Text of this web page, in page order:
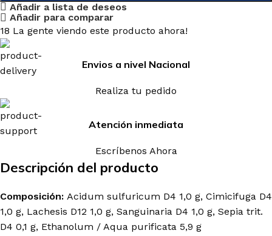
Añadir a lista de deseos
Añadir para comparar
18 La gente viendo este producto ahora!
Envios a nivel Nacional
Realiza tu pedido
Atención inmediata
Escríbenos Ahora
Descripción del producto
Composición: Acidum sulfuricum D4 1,0 g, Cimicifuga D4
1,0 g, Lachesis D12 1,0 g, Sanguinaria D4 1,0 g, Sepia trit.
D4 0,1 g, Ethanolum / Aqua purificata 5,9 g